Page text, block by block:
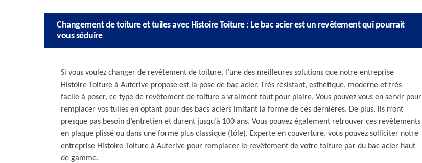
Changement de toiture et tuiles avec Histoire Toiture : Le bac acier est un revêtement qui pourrait
vous séduire
Si vous voulez changer de revêtement de toiture, l’une des meilleures solutions que notre entreprise
Histoire Toiture à Auterive propose est la pose de bac acier. Très résistant, esthétique, moderne et très
facile à poser, ce type de revêtement de toiture a vraiment tout pour plaire. Vous pouvez vous en servir pour
remplacer vos tuiles en optant pour des bacs aciers imitant la forme de ces dernières. De plus, ils n’ont
presque pas besoin d’entretien et durent jusqu’à 100 ans. Vous pouvez également retrouver ces revêtements
en plaque plissé ou dans une forme plus classique (tôle). Experte en couverture, vous pouvez solliciter notre
entreprise Histoire Toiture à Auterive pour remplacer le revêtement de votre toiture par du bac acier haut
de gamme.